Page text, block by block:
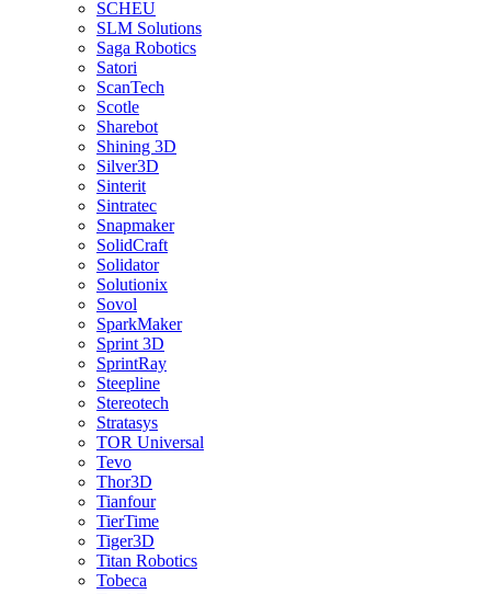
SCHEU
SLM Solutions
Saga Robotics
Satori
ScanTech
Scotle
Sharebot
Shining 3D
Silver3D
Sinterit
Sintratec
Snapmaker
SolidCraft
Solidator
Solutionix
Sovol
SparkMaker
Sprint 3D
SprintRay
Steepline
Stereotech
Stratasys
TOR Universal
Tevo
Thor3D
Tianfour
TierTime
Tiger3D
Titan Robotics
Tobeca